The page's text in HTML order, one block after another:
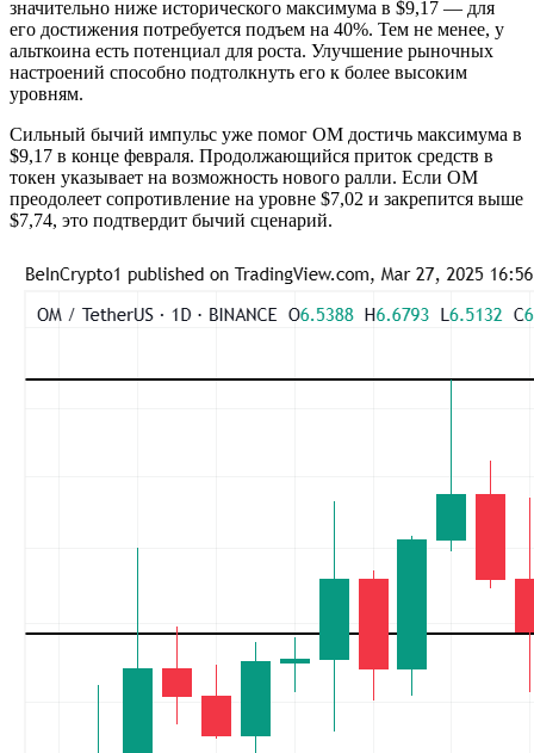
значительно ниже исторического максимума в $9,17 — для
его достижения потребуется подъем на 40%. Тем не менее, у
альткоина есть потенциал для роста. Улучшение рыночных
настроений способно подтолкнуть его к более высоким
уровням.
Сильный бычий импульс уже помог OM достичь максимума в
$9,17 в конце февраля. Продолжающийся приток средств в
токен указывает на возможность нового ралли. Если OM
преодолеет сопротивление на уровне $7,02 и закрепится выше
$7,74, это подтвердит бычий сценарий.